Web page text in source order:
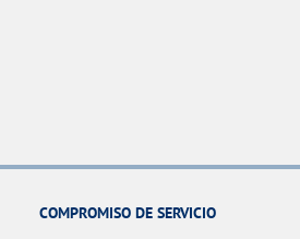
COMPROMISO DE SERVICIO